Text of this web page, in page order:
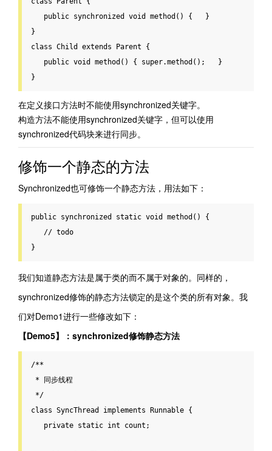
public synchronized void
method() {   }
class Child extends Parent {
public void method() { super.method();   }
}
在定义接口方法时不能使用synchronized关键字。
构造方法不能使用synchronized关键字，但可以使用
synchronized代码块来进行同步。
修饰一个静态的方法
Synchronized也可修饰一个静态方法，用法如下：
public synchronized static void method ()
{
}
我们知道静态方法是属于类的而不属于对象的。同样的，
synchronized修饰的静态方法锁定的是这个类的所有对象。我
们对Demo1进行一些修改如下：
【Demo5】：synchronized修饰静态方法
/**
*/
class SyncThread implements Runnable {
private static int count;